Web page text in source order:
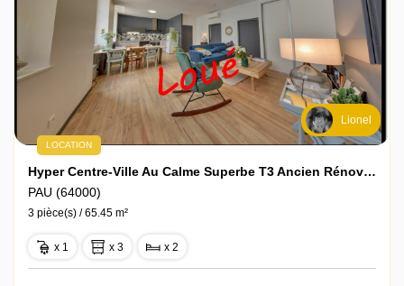
Lionel
LOCATION
Hyper Centre-Ville Au Calme Superbe T3 Ancien Rénové En Rdc Avec Parking Sécurisé
PAU (64000)
3 pièce(s) / 65.45 m²
x 1 x 3 x 2